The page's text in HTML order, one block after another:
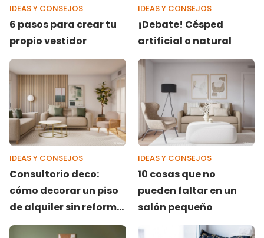
IDEAS Y CONSEJOS
6 pasos para crear tu
propio vestidor
IDEAS Y CONSEJOS
¡Debate! Césped
artificial o natural
IDEAS Y CONSEJOS
Consultorio deco:
cómo decorar un piso
de alquiler sin reforma
y low cost
IDEAS Y CONSEJOS
10 cosas que no
pueden faltar en un
salón pequeño